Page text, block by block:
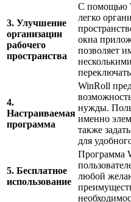
3. Улучшение
организации
рабочего
пространства
С помощью
легко
окна
позволяет
4.
Настраиваемая
программа
WinRoll
нужды.
именно
также
для
5. Бесплатное
использование
Программа
любой